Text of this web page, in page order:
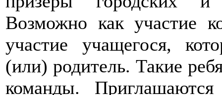
Возможно как участие
участие учащегося,
(или) родитель. Такие
команды.